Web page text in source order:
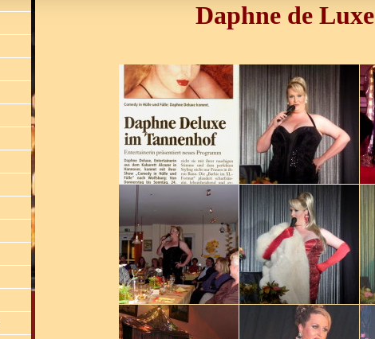
Daphne de Luxe